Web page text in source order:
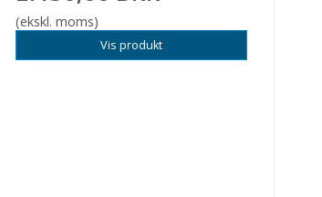
(ekskl. moms)
Vis produkt